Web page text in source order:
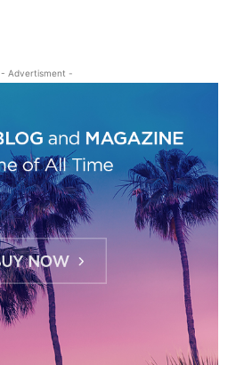
- Advertisment -